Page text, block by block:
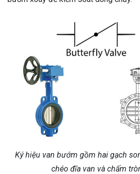
Ký hiệu van bướm gồm hai gạch
chéo đĩa van và chấm